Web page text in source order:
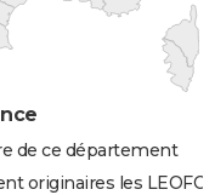
de ce département
originaires les